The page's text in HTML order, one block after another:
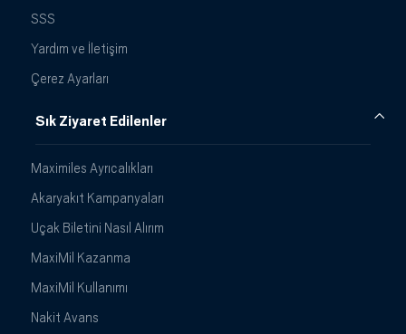
SSS
Yardım ve İletişim
Çerez Ayarları
Sık Ziyaret Edilenler
Maximiles Ayrıcalıkları
Akaryakıt Kampanyaları
Uçak Biletini Nasıl Alırım
MaxiMil Kazanma
MaxiMil Kullanımı
Nakit Avans